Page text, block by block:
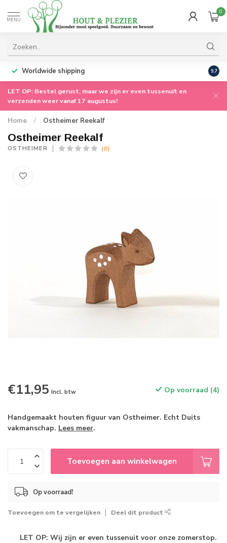
MENU
0
Worldwide shipping 9.7
LET OP: Bestel gerust, maar we zijn er even tussenuit en
verzenden weer vanaf 17 augustus!
Home / Ostheimer Reekalf
Ostheimer Reekalf
OSTHEIMER (0)
€11,95 Incl. btw Op voorraad (4)
Handgemaakt houten figuur van Ostheimer. Echt Duits
vakmanschap. Lees meer.
Toevoegen aan winkelwagen
Op voorraad!
Toevoegen om te vergelijken Deel dit product
LET OP: Wij zijn er even tussenuit voor onze zomerstop.